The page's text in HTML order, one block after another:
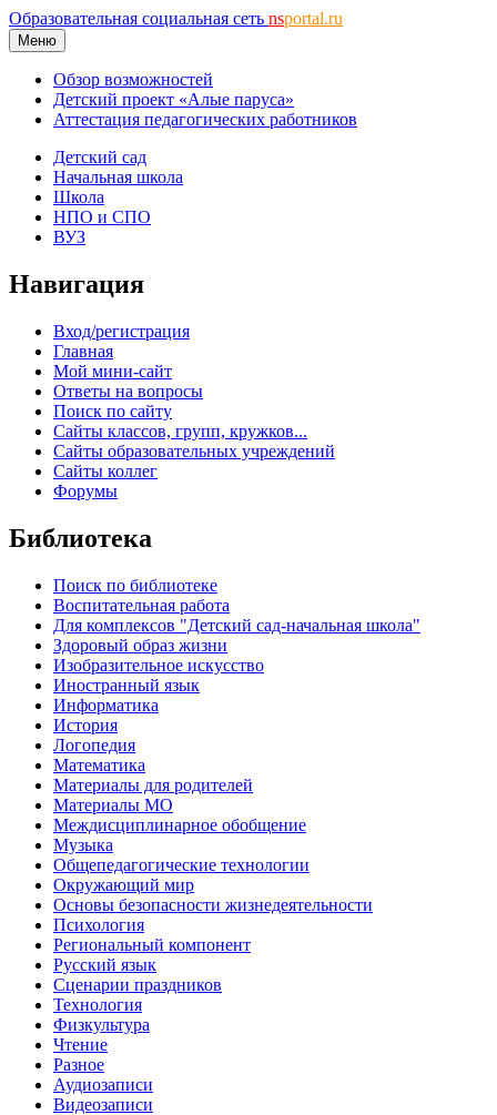
Образовательная социальная сеть nsportal.ru
Меню
Обзор возможностей
Детский проект «Алые паруса»
Аттестация педагогических работников
Детский сад
Начальная школа
Школа
НПО и СПО
ВУЗ
Навигация
Вход/регистрация
Главная
Мой мини-сайт
Ответы на вопросы
Поиск по сайту
Сайты классов, групп, кружков...
Сайты образовательных учреждений
Сайты коллег
Форумы
Библиотека
Поиск по библиотеке
Воспитательная работа
Для комплексов "Детский сад-начальная школа"
Здоровый образ жизни
Изобразительное искусство
Иностранный язык
Информатика
История
Логопедия
Математика
Материалы для родителей
Материалы МО
Междисциплинарное обобщение
Музыка
Общепедагогические технологии
Окружающий мир
Основы безопасности жизнедеятельности
Психология
Региональный компонент
Русский язык
Сценарии праздников
Технология
Физкультура
Чтение
Разное
Аудиозаписи
Видеозаписи